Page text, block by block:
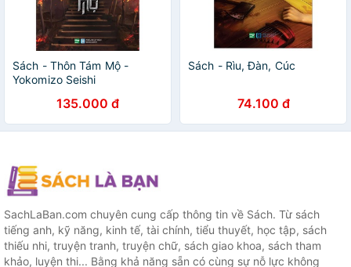
Sách - Thôn Tám Mộ -
Yokomizo Seishi
135.000 đ
Sách - Rìu, Đàn, Cúc
74.100 đ
SachLaBan.com chuyên cung cấp thông tin về Sách. Từ sách
tiếng anh, kỹ năng, kinh tế, tài chính, tiểu thuyết, học tập, sách
thiếu nhi, truyện tranh, truyện chữ, sách giao khoa, sách tham
khảo, luyện thi... Bằng khả năng sẵn có cùng sự nỗ lực không